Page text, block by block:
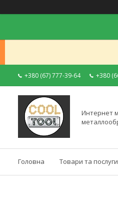
+380 (67) 777-39-64 +380
Интернет
Головна Товари та послуги